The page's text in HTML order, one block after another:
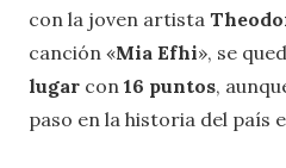
con la joven artista
canción «Mia Efhi», se
lugar con 16 puntos,
paso en la historia del país